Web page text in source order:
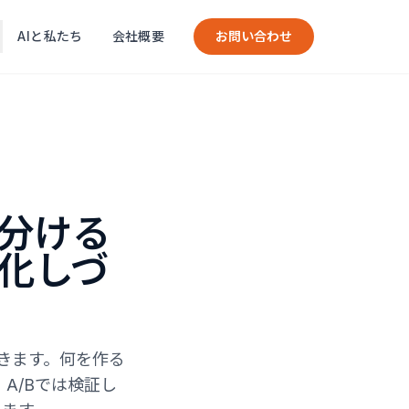
AIと私たち 会社概要 お問い合わせ
ける
しづ
ます。何を作る
A/Bでは検証し